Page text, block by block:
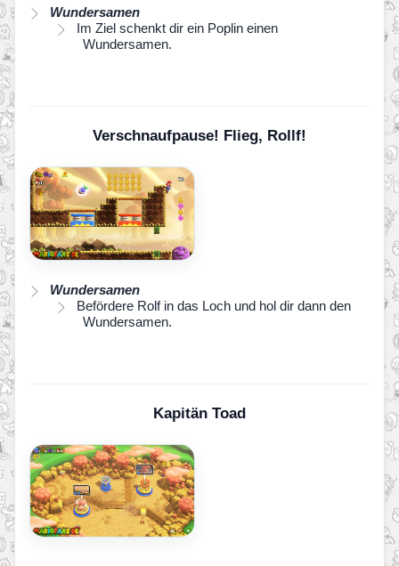
Wundersamen
Im Ziel schenkt dir ein Poplin einen
Wundersamen.
Verschnaufpause! Flieg, Rollf!
Wundersamen
Befördere Rolf in das Loch und hol dir dann den
Wundersamen.
Kapitän Toad